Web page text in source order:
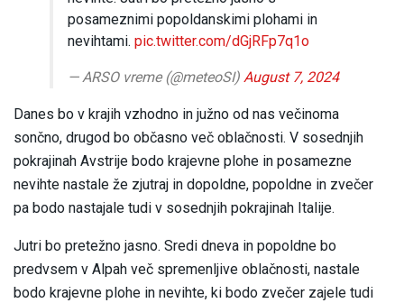
posameznimi popoldanskimi plohami in
nevihtami. pic.twitter.com/dGjRFp7q1o
— ARSO vreme (@meteoSI) August 7, 2024
Danes bo v krajih vzhodno in južno od nas večinoma
sončno, drugod bo občasno več oblačnosti. V sosednjih
pokrajinah Avstrije bodo krajevne plohe in posamezne
nevihte nastale že zjutraj in dopoldne, popoldne in zvečer
pa bodo nastajale tudi v sosednjih pokrajinah Italije.
Jutri bo pretežno jasno. Sredi dneva in popoldne bo
predvsem v Alpah več spremenljive oblačnosti, nastale
bodo krajevne plohe in nevihte, ki bodo zvečer zajele tudi